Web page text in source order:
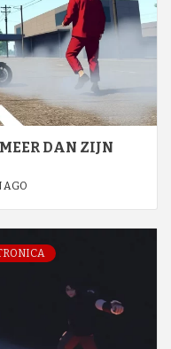
DAN ZIJN
AGO